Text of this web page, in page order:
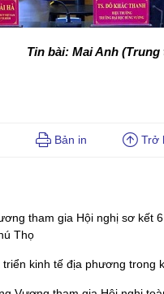
Tin bài: Mai Anh
Bản in Trở
tham gia Hội nghị sơ kết
Thọ
triển kinh tế địa phương trong